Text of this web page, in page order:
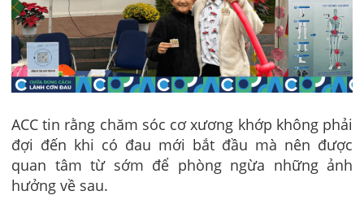
ACC tin rằng chăm sóc cơ xương khớp không phải
đợi đến khi có đau mới bắt đầu mà nên được
quan tâm từ sớm để phòng ngừa những ảnh
hưởng về sau.